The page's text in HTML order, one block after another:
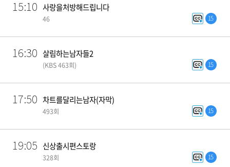
15:10 사랑을처방해드립니다
46 15
16:30 살림하는남자들2
(KBS 463회) 15
17:50 차트를달리는남자(자막)
493회 15
19:05 신상출시편스토랑
328회 15